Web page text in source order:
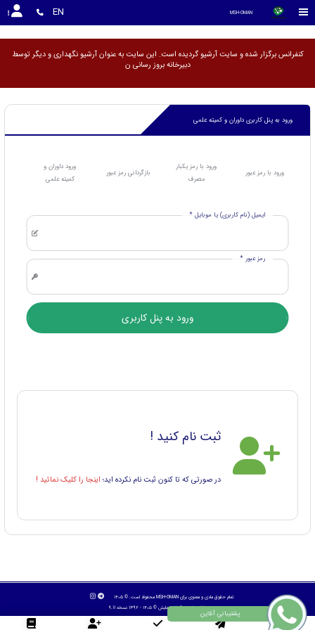
MSH-OMAN
EN
کنفرانس برگزار شده و سایت آرشیو گردیده است. این سایت به عنوان آرشیو نگهداری و دیگر توسط
دبیرخانه بروز رسا
ورود به پنل کاربری داوران و کمیته علمی
ورود با رمز عبور
ورود با رمز یکبار
مصرف
بازگردانی رمز عبور
ورود داوران و
کمیته علمی
ایمیل (نام کاربری) یا موبایل *
رمز عبور *
ثبت نام کنید !
در صورتی که تا کنون ثبت نام نکرده اید؛ اینجا را کلیک نمائید !
تمام حقوق مادی و معنوی برای MSH-OMAN محفوظ است. © ۱۴۰۵
طراح سایت :آسان همایش © ۱۴۰۵ - 1392 نسخه 9.11